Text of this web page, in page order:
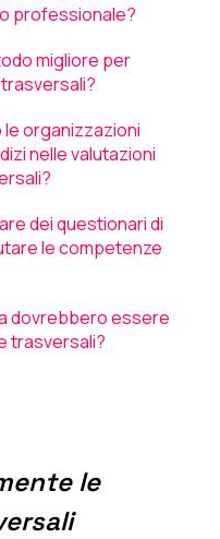
professionale?
migliore per
le organizzazioni
nelle valutazioni
dei questionari di
le competenze
dovrebbero essere
trasversali?
le